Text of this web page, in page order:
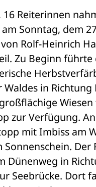
16 Reiterinnen
Sonntag, dem
Rolf-Heinrich
Zu Beginn führte
Waldes in Richtung
zur Verfügung.
mit Imbiss am
Sonnenschein. Der
Dünenweg in
Seebrücke. Dort